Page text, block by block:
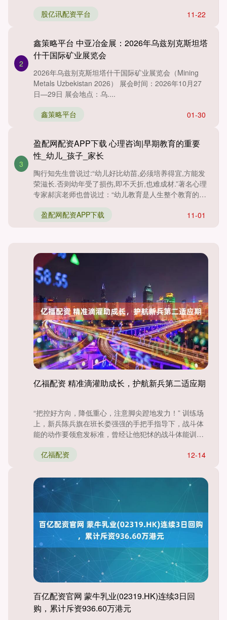
11-22
股亿讯配资平台
2
鑫策略平台 中亚冶金展：2026年乌兹别克斯坦塔
什干国际矿业展览会
2026年乌兹别克斯坦塔什干国际矿业展览会（Mining
Metals Uzbekistan 2026） 展会时间：2026年10月27
日—29日 展会地点：乌....
01-30
鑫策略平台
3
盈配网配资APP下载 心理咨询|早期教育的重要
性_幼儿_孩子_家长
陶行知先生曾说过:“幼儿好比幼苗,必须培养得宜,方能发
荣滋长.否则幼年受了损伤,即不夭折,也难成材.”著名心理
专家郝滨老师也曾说过：“幼儿教育是人生整个教育的
11-01
盈配网配资APP下载
亿福配资 精准滴灌助成长，护航新兵第二适应期
“把控好方向，降低重心，注意脚尖蹬地发力！” 训练场
上，新兵陈兵旗在班长娄强强的手把手指导下，战斗体
能的动作要领愈发标准，曾经让他犯怵的战斗体能训
12-14
亿福配资
百亿配资官网 蒙牛乳业(02319.HK)连续3日回
购，累计斥资936.60万港元